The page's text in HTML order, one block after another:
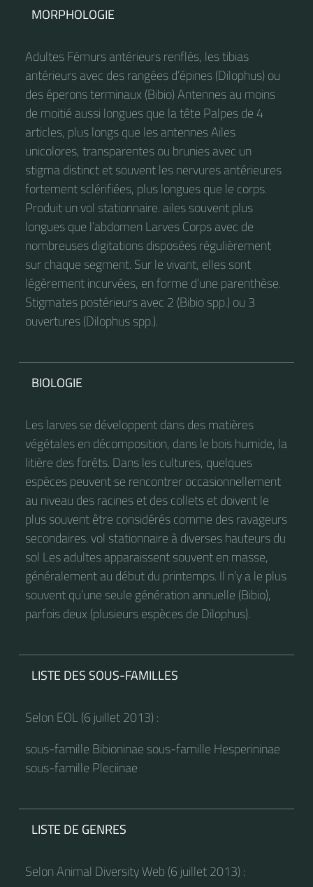
MORPHOLOGIE
Adultes Fémurs antérieurs renflés, les tibias
antérieurs avec des rangées d’épines (Dilophus) ou
des éperons terminaux (Bibio) Antennes au moins
de moitié aussi longues que la tête Palpes de 4
articles, plus longs que les antennes Ailes
unicolores, transparentes ou brunies avec un
stigma distinct et souvent les nervures antérieures
fortement sclérifiées, plus longues que le corps.
Produit un vol stationnaire. ailes souvent plus
longues que l’abdomen Larves Corps avec de
nombreuses digitations disposées régulièrement
sur chaque segment. Sur le vivant, elles sont
légèrement incurvées, en forme d’une parenthèse.
Stigmates postérieurs avec 2 (Bibio spp.) ou 3
ouvertures (Dilophus spp.).
BIOLOGIE
Les larves se développent dans des matières
végétales en décomposition, dans le bois humide, la
litière des forêts. Dans les cultures, quelques
espèces peuvent se rencontrer occasionnellement
au niveau des racines et des collets et doivent le
plus souvent être considérés comme des ravageurs
secondaires. vol stationnaire à diverses hauteurs du
sol Les adultes apparaissent souvent en masse,
généralement au début du printemps. Il n’y a le plus
souvent qu’une seule génération annuelle (Bibio),
parfois deux (plusieurs espèces de Dilophus).
LISTE DES SOUS-FAMILLES
Selon EOL (6 juillet 2013) :
sous-famille Bibioninae sous-famille Hesperininae
sous-famille Pleciinae
LISTE DE GENRES
Selon Animal Diversity Web (6 juillet 2013) :